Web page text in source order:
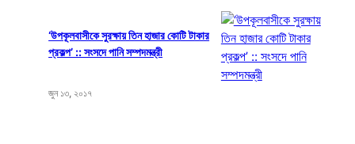
‘উপকূলবাসীকে সুরক্ষায় তিন হাজার কোটি টাকার
প্রকল্প’ :: সংসদে পানি সম্পদমন্ত্রী
জুন ১৩, ২০১৭